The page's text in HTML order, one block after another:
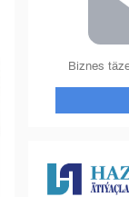
Biznes